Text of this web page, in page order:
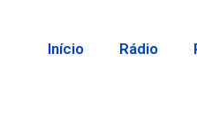
Início Rádio